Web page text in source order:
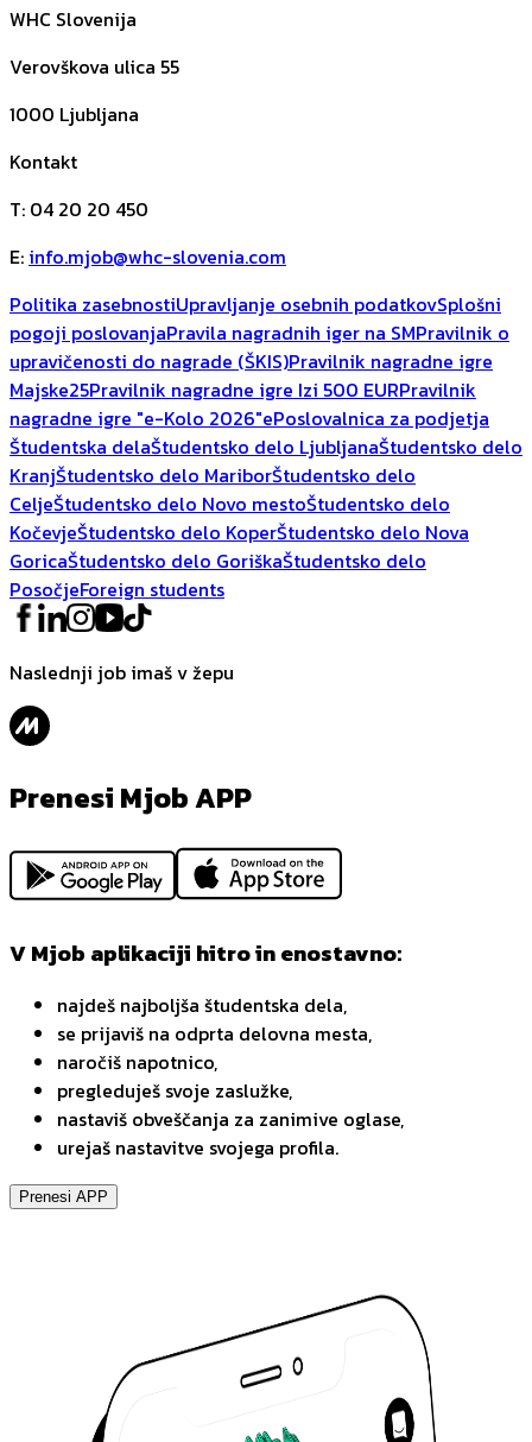
WHC Slovenija
Verovškova ulica 55
1000 Ljubljana
Kontakt
T: 04 20 20 450
E: info.mjob@whc-slovenia.com
Politika zasebnostiUpravljanje osebnih podatkovSplošni
pogoji poslovanjaPravila nagradnih iger na SMPravilnik o
upravičenosti do nagrade (ŠKIS)Pravilnik nagradne igre
Majske25Pravilnik nagradne igre Izi 500 EURPravilnik
nagradne igre "e-Kolo 2026"ePoslovalnica za podjetja
Študentska delaŠtudentsko delo LjubljanaŠtudentsko delo
KranjŠtudentsko delo MariborŠtudentsko delo
CeljeŠtudentsko delo Novo mestoŠtudentsko delo
KočevjeŠtudentsko delo KoperŠtudentsko delo Nova
GoricaŠtudentsko delo GoriškaŠtudentsko delo
PosočjeForeign students
Naslednji job imaš v žepu
Prenesi Mjob APP
V Mjob aplikaciji hitro in enostavno:
najdeš najboljša študentska dela,
se prijaviš na odprta delovna mesta,
naročiš napotnico,
pregleduješ svoje zaslužke,
nastaviš obveščanja za zanimive oglase,
urejaš nastavitve svojega profila.
Prenesi APP